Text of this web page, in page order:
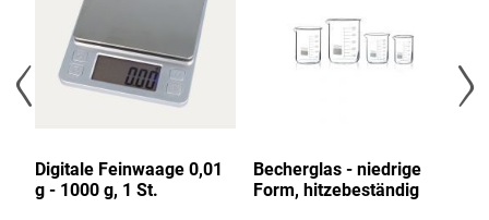
Digitale Feinwaage 0,01
g - 1000 g, 1 St.
Becherglas - niedrige
Form, hitzebeständig